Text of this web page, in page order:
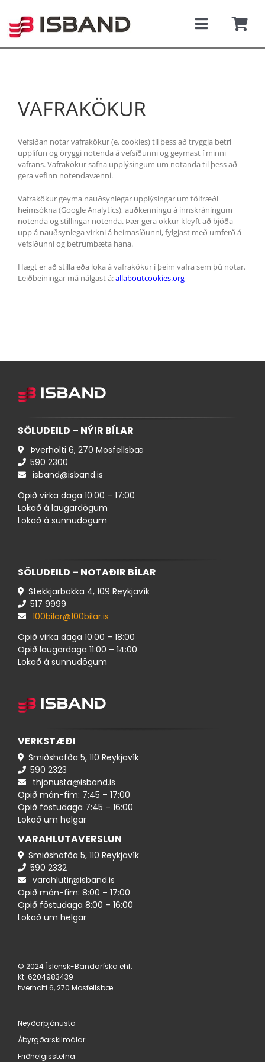
content
Toggle
REKSTRARLEIGA
VEFVERSLUN
VERÐLISTAR
ÍSBAND
VAFRAKÖKUR
Vefsíðan notar vafrakökur (e. cookies) til þess að tryggja betri
upplifun og öryggi notenda á vefsíðunni og geymast í minni
vafrans. Vafrakökur safna upplýsingum um notanda til þess að
gera vefinn notendavænni.
Vafrakökur geyma nauðsynlegar upplýsingar um tölfræði
heimsókna (Google Analytics), auðkenningu á innskráningum
notenda og stillingar notenda. Þær gera okkur kleyft að bjóða
upp á nauðsynlega virkni á heimasíðunni, fylgjast með umferð á
vefsíðunni og betrumbæta hana.
Hægt er að stilla eða loka á vafrakökur í þeim vafra sem þú notar.
Leiðbeiningar má nálgast á:allaboutcookies.org
SÖLUDEILD – NÝIR BÍLAR
Þverholti 6, 270 Mosfellsbæ
590 ​2300
isband@isband.is
Opið virka daga 10:00 – 17:00
Lokað á laugardögum
Lokað á sunnudögum
SÖLUDEILD – NOTAÐIR BÍLAR
Stekkjarbakka 4, 109 Reykjavík
517 ​9999
100bilar@100bilar.is
Opið virka daga 10:00 – 18:00
Opið laugardaga 11:00 – 14:00
Lokað á sunnudögum
VERKSTÆÐI
Smiðshöfða 5, 110 Reykjavík
590 ​​2323
thjonusta@isband.is
Opið mán-fim: 7:45 – 17:00
Opið föstudaga 7:45 – 16:00
Lokað um helgar
VARAHLUTAVERSLUN
Smiðshöfða 5, 110 Reykjavík
590 ​2332
varahlutir@isband.is
Opið mán-fim: 8:00 – 17:00
Opið föstudaga 8:00 – 16:00
Lokað um helgar
© 2024 Íslensk-Bandaríska ehf.
Kt. 620498​3439
Þverholti 6, 270 Mosfellsbæ
Neyðarþjónusta
Ábyrgðarskilmálar
Friðhelgisstefna